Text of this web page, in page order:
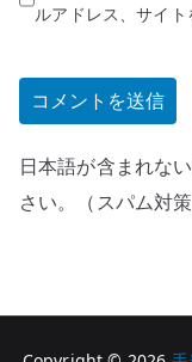
ルアドレス、サイト
日本語が含まれな
さい。（スパム対策